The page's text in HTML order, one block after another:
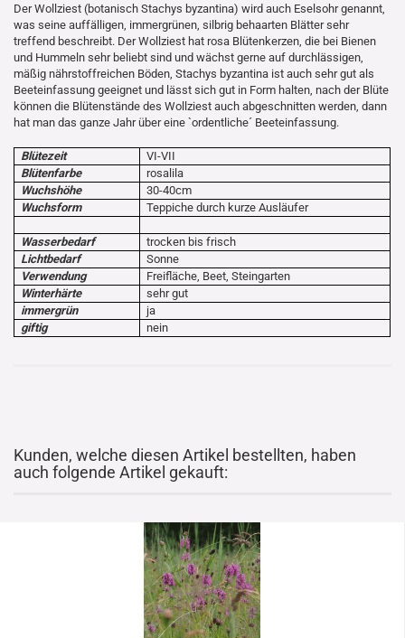
Der Wollziest (botanisch Stachys byzantina) wird auch Eselsohr genannt,
was seine auffälligen, immergrünen, silbrig behaarten Blätter sehr
treffend beschreibt. Der Wollziest hat rosa Blütenkerzen, die bei Bienen
und Hummeln sehr beliebt sind und wächst gerne auf durchlässigen,
mäßig nährstoffreichen Böden, Stachys byzantina ist auch sehr gut als
Beeteinfassung geeignet und lässt sich gut in Form halten, nach der Blüte
können die Blütenstände des Wollziest auch abgeschnitten werden, dann
hat man das ganze Jahr über eine `ordentliche´ Beeteinfassung.
Blütezeit
VI-VII
Blütenfarbe
rosalila
Wuchshöhe
30-40cm
Wuchsform
Teppiche durch kurze Ausläufer
Wasserbedarf
trocken bis frisch
Lichtbedarf
Sonne
Verwendung
Freifläche, Beet, Steingarten
Winterhärte
sehr gut
immergrün
ja
giftig
nein
Kunden, welche diesen Artikel bestellten, haben
auch folgende Artikel gekauft: